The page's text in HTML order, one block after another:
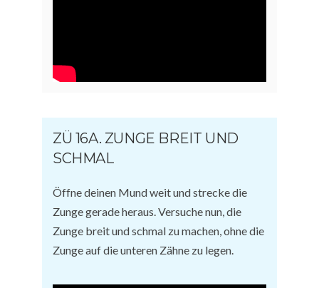
ZÜ 16A. ZUNGE BREIT UND
SCHMAL
Öffne deinen Mund weit und strecke die
Zunge gerade heraus. Versuche nun, die
Zunge breit und schmal zu machen, ohne die
Zunge auf die unteren Zähne zu legen.